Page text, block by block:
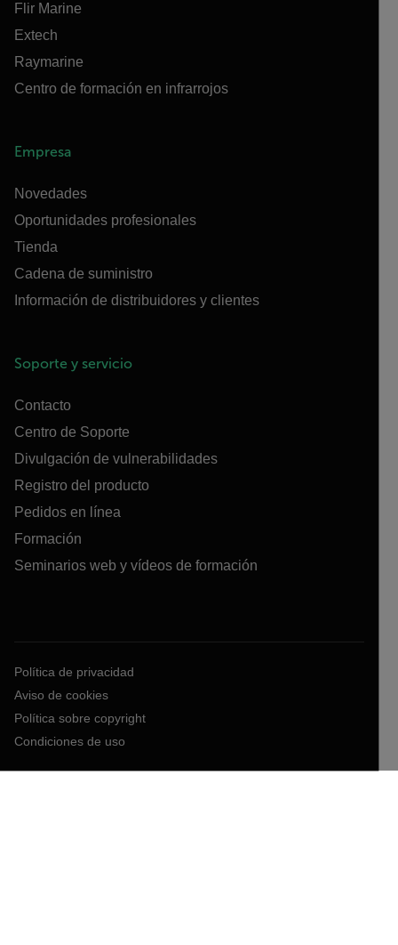
Flir Marine
Extech
Raymarine
Centro de formación en infrarrojos
Empresa
Novedades
Oportunidades profesionales
Tienda
Cadena de suministro
Información de distribuidores y clientes
Soporte y servicio
Contacto
Centro de Soporte
Divulgación de vulnerabilidades
Registro del producto
Pedidos en línea
Formación
Seminarios web y vídeos de formación
Política de privacidad
Aviso de cookies
Política sobre copyright
Condiciones de uso